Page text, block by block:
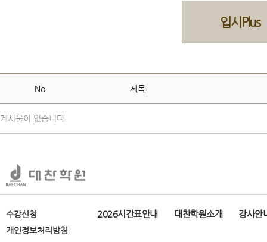
입시Plus
No 제목
게시물이 없습니다.
수강신청
개인정보처리방침
2026시간표안내 대찬학원소개 강사안